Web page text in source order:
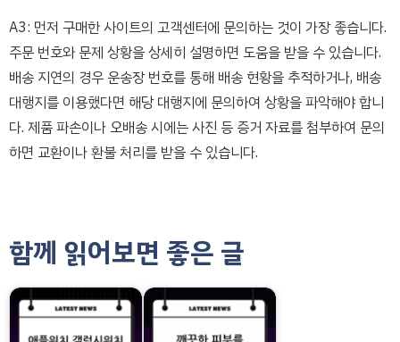
A3: 먼저 구매한 사이트의 고객센터에 문의하는 것이 가장 좋습니다.
주문 번호와 문제 상황을 상세히 설명하면 도움을 받을 수 있습니다.
배송 지연의 경우 운송장 번호를 통해 배송 현황을 추적하거나, 배송
대행지를 이용했다면 해당 대행지에 문의하여 상황을 파악해야 합니
다. 제품 파손이나 오배송 시에는 사진 등 증거 자료를 첨부하여 문의
하면 교환이나 환불 처리를 받을 수 있습니다.
함께 읽어보면 좋은 글